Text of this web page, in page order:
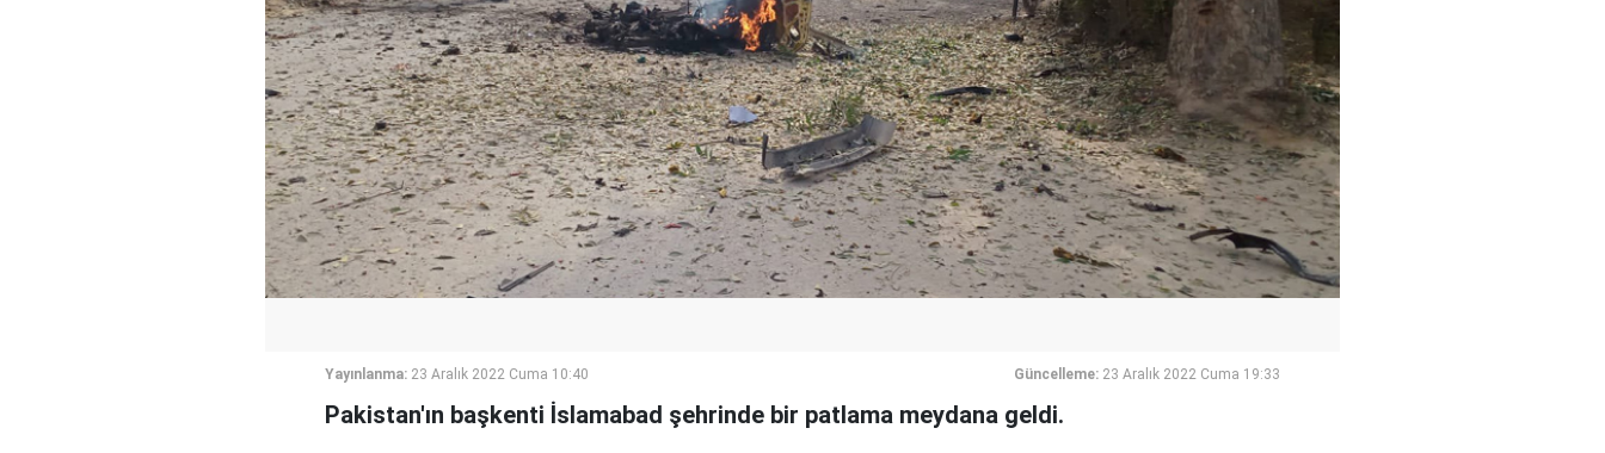
Yayınlanma: 23 Aralık 2022 Cuma 10:40 Güncelleme: 23 Aralık 2022 Cuma 19:33
Pakistan'ın başkenti İslamabad şehrinde bir patlama meydana geldi.